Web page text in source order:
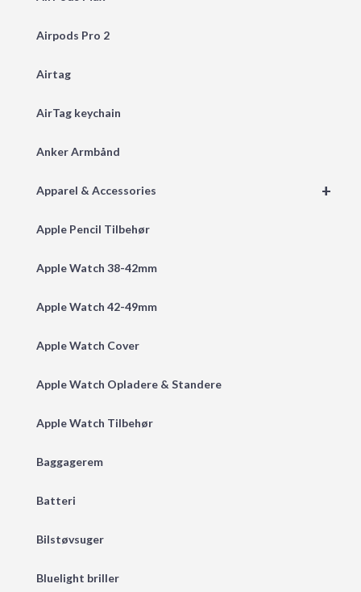
Airpods Pro 2
Airtag
AirTag keychain
Anker Armbånd
+
Apparel & Accessories
Apple Pencil Tilbehør
Apple Watch 38-42mm
Apple Watch 42-49mm
Apple Watch Cover
Apple Watch Opladere & Standere
Apple Watch Tilbehør
Baggagerem
Batteri
Bilstøvsuger
Bluelight briller